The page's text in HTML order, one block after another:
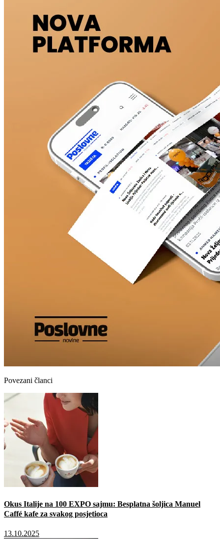
Povezani članci
Okus Italije na 100 EXPO sajmu: Besplatna šoljica Manuel
Caffé kafe za svakog posjetioca
13.10.2025